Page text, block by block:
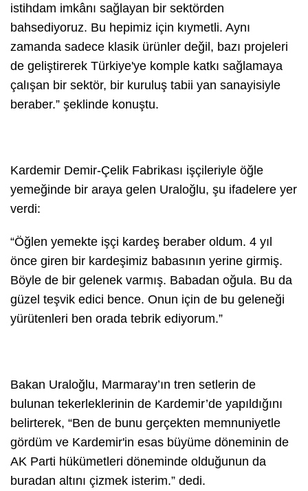
istihdam imkânı sağlayan bir sektörden
bahsediyoruz. Bu hepimiz için kıymetli. Aynı
zamanda sadece klasik ürünler değil, bazı projeleri
de geliştirerek Türkiye'ye komple katkı sağlamaya
çalışan bir sektör, bir kuruluş tabii yan sanayisiyle
beraber.” şeklinde konuştu.
Kardemir Demir-Çelik Fabrikası işçileriyle öğle
yemeğinde bir araya gelen Uraloğlu, şu ifadelere yer
verdi:
“Öğlen yemekte işçi kardeş beraber oldum. 4 yıl
önce giren bir kardeşimiz babasının yerine girmiş.
Böyle de bir gelenek varmış. Babadan oğula. Bu da
güzel teşvik edici bence. Onun için de bu geleneği
yürütenleri ben orada tebrik ediyorum.”
Bakan Uraloğlu, Marmaray’ın tren setlerin de
bulunan tekerleklerinin de Kardemir’de yapıldığını
belirterek, “Ben de bunu gerçekten memnuniyetle
gördüm ve Kardemir'in esas büyüme döneminin de
AK Parti hükümetleri döneminde olduğunun da
buradan altını çizmek isterim.” dedi.